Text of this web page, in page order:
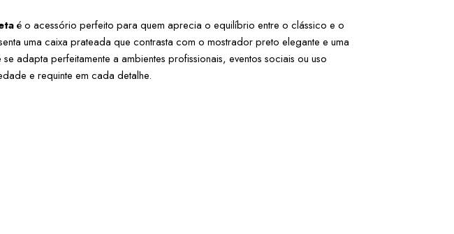
é o acessório perfeito para quem aprecia o equilíbrio entre o clássico e o
uma caixa prateada que contrasta com o mostrador preto elegante e uma
adapta perfeitamente a ambientes profissionais, eventos sociais ou uso
e requinte em cada detalhe.